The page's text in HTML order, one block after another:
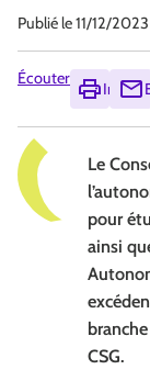
Publié le11/12/2023
Écouter
Le
pour
ainsi
CSG.